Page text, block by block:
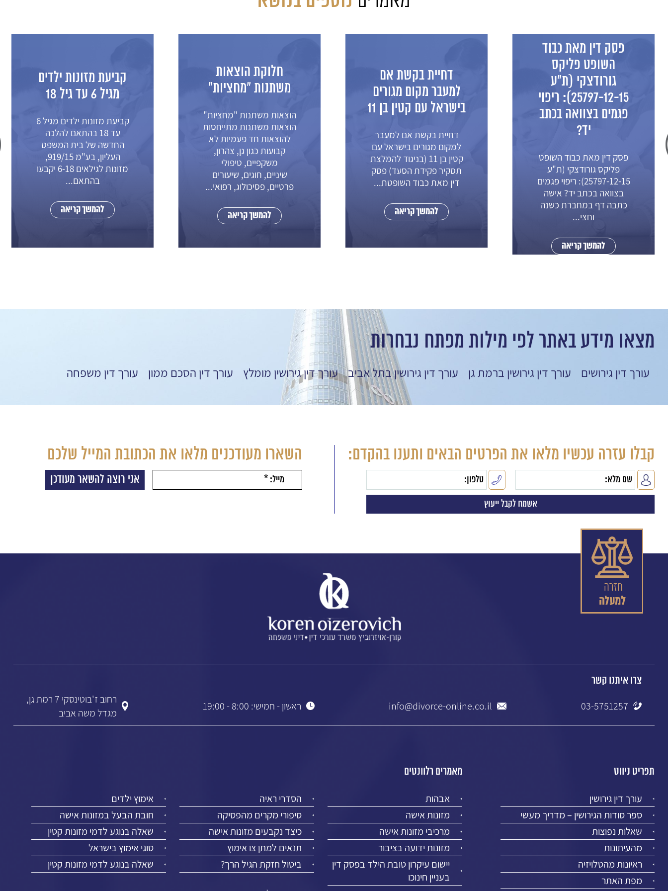
פסק דין מאת כבוד
השופט פליקס
גורודצקי (ת"ע
25797-12-15): ריפוי
פגמים בצוואה בכתב
יד?
פסק דין מאת כבוד השופט
פליקס גורודצקי (ת"ע
25797-12-15): ריפוי פגמים
בצוואה בכתב יד? אישה
כתבה דף במחברת כשנה
וחצי...
להמשך קריאה
דחיית בקשת אם
למעבר מקום מגורים
בישראל עם קטין בן 11
דחיית בקשת אם למעבר
למקום מגורים בישראל עם
קטין בן 11 (בניגוד להמלצת
תסקיר פקידת הסעד) פסק
דין מאת כבוד השופטת...
להמשך קריאה
חלוקת הוצאות
משתנות "מחציות"
הוצאות משתנות "מחציות"
הוצאות משתנות מתייחסות
להוצאות חד פעמיות לא
קבועות כגון גן, צהרון,
משקפיים, טיפולי
שיניים, חוגים, שיעורים
פרטיים, פסיכולוג, רפואי...
להמשך קריאה
קביעת מזונות ילדים
מגיל 6 עד גיל 18
קביעת מזונות ילדים מגיל 6
עד 18 בהתאם להלכה
החדשה של בית המשפט
העליון, בע"מ 919/15,
מזונות לגילאים 6-18 יקבעו
בהתאם...
להמשך קריאה
מצאו מידע באתר לפי מילות מפתח נבחרות
עורך דין גירושים עורך דין גירושין ברמת גן עורך דין גירושין בתל אביב עורך דין גירושין מומלץ עורך דין הסכם ממון עורך דין משפחה
קבלו עזרה עכשיו מלאו את הפרטים הבאים ותענו בהקדם: השארו מעודכנים מלאו את הכתובת המייל שלכם
צרו איתנו קשר
03-5751257
info@divorce-online.co.il ראשון - חמישי: 8:00 - 19:00
רחוב ז'בוטינסקי 7 רמת גן,
מגדל משה אביב
תפריט ניווט
עורך דין גירושין
ספר סודות הגירושין – מדריך מעשי
שאלות נפוצות
מהעיתונות
ראיונות מהטלויזיה
מפת האתר
מאמרים רלוונטים
אבהות הסדרי ראיה
אימוץ ילדים
מזונות אישה
סיפורי מקרים מהפסיקה
חובת הבעל במזונות אישה
מרכיבי מזונות אישה
כיצד נקבעים מזונות אישה
שאלה בנוגע לדמי מזונות קטין
מזונות ידועה בציבור
תנאים למתן צו אימוץ
סוגי אימוץ בישראל
יישום עיקרון טובת הילד בפסק דין
בעניין חינוכו
ביטול חזקת הגיל הרך? שאלה בנוגע לדמי מזונות קטין